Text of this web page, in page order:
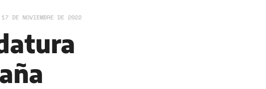
17 DE NOVIEMBRE DE 2022